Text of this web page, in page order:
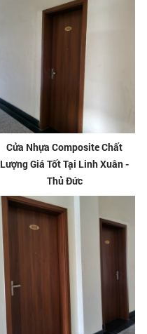
Cửa Nhựa Composite Chất
Lượng Giá Tốt Tại Linh Xuân -
Thủ Đức